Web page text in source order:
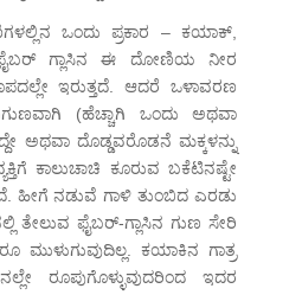
ಒಂದು ಪ್ರಕಾರ – ಕಯಾಕ್,
ಗ್ಲಾಸಿನ ಈ ದೋಣಿಯ ನೀರ
ಇರುತ್ತದೆ. ಆದರೆ ಒಳಾವರಣ
(ಹೆಚ್ಚಾಗಿ ಒಂದು ಅಥವಾ
ಅಥವಾ ದೊಡ್ಡವರೊಡನೆ ಮಕ್ಕಳನ್ನು
ಕಾಲುಚಾಚಿ ಕೂರುವ ಬಕೆಟಿನಷ್ಟೇ
ಹೀಗೆ ನಡುವೆ ಗಾಳಿ ತುಂಬಿದ ಎರಡು
ತೇಲುವ ಫೈಬರ್-ಗ್ಲಾಸಿನ ಗುಣ ಸೇರಿ
ಮುಳುಗುವುದಿಲ್ಲ. ಕಯಾಕಿನ ಗಾತ್ರ
ರೂಪುಗೊಳ್ಳುವುದರಿಂದ ಇದರ